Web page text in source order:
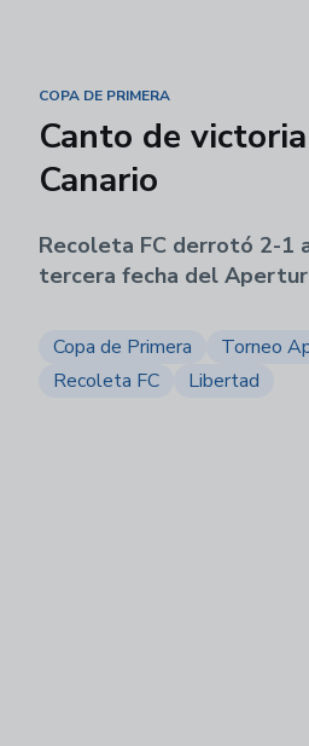
COPA DE PRIMERA
Canto de
Canario
Recoleta FC derrotó 2-1
tercera fecha del
Copa de Primera
Torneo
Recoleta FC
Libertad